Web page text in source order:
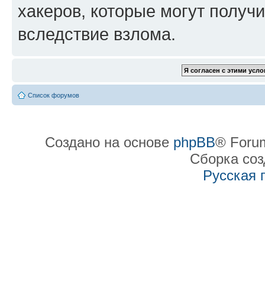
хакеров, которые могут
вследствие взлома.
Список форумов
Создано на основе phpBB®
Сборка
Русская